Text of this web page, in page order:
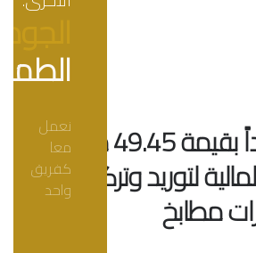
نعمل
معا
كفريق
واحد
وجا توقع عقداً بقيمة 49.45 مليون
لتوريد وتركيب أثاث
مطابخ